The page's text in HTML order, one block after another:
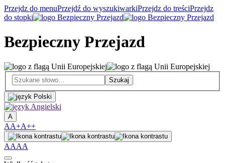
Przejdz do menuPrzejdź do wyszukiwarkiPrzejdz do treściPrzejdz
do stopki
Bezpieczny Przejazd
A
AA+A++
AAAA